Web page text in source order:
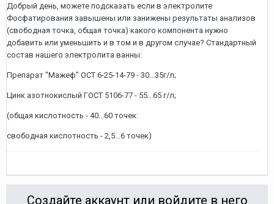
Добрый день, можете подсказать если в электролите
Фосфатирования завышены или занижены результаты анализов
(свободная точка, общая точка) какого компонента нужно
добавить или уменьшить и в том и в другом случае? Стандартный
состав нашего электролита ванны:
Препарат "Мажеф" ОСТ 6-25-14-79 - 30...35г/л;
Цинк азотнокислый ГОСТ 5106-77 - 55...65 г/л;
(общая кислотность - 40...60 точек:
свободная кислотность - 2,5...6 точек)
Создайте аккаунт или войдите в него